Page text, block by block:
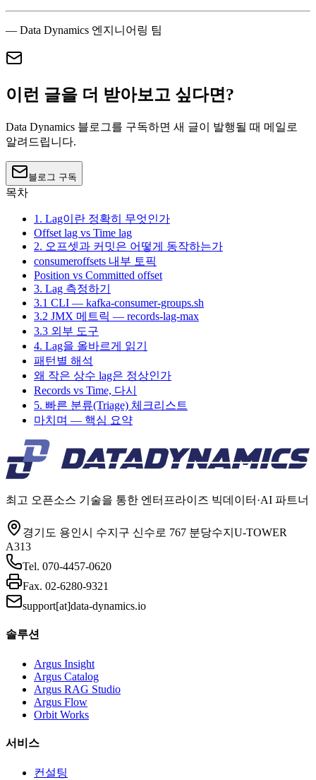
— Data Dynamics 엔지니어링 팀
이런 글을 더 받아보고 싶다면?
Data Dynamics 블로그를 구독하면 새 글이 발행될 때 메일로
알려드립니다.
블로그 구독
목차
1. Lag이란 정확히 무엇인가
Offset lag vs Time lag
2. 오프셋과 커밋은 어떻게 동작하는가
consumeroffsets 내부 토픽
Position vs Committed offset
3. Lag 측정하기
3.1 CLI — kafka-consumer-groups.sh
3.2 JMX 메트릭 — records-lag-max
3.3 외부 도구
4. Lag을 올바르게 읽기
패턴별 해석
왜 작은 상수 lag은 정상인가
Records vs Time, 다시
5. 빠른 분류(Triage) 체크리스트
마치며 — 핵심 요약
최고 오픈소스 기술을 통한 엔터프라이즈 빅데이터·AI 파트너
경기도 용인시 수지구 신수로 767 분당수지U-TOWER
A313
Tel. 070-4457-0620
Fax. 02-6280-9321
support[at]data-dynamics.io
솔루션
Argus Insight
Argus Catalog
Argus RAG Studio
Argus Flow
Orbit Works
서비스
컨설팅